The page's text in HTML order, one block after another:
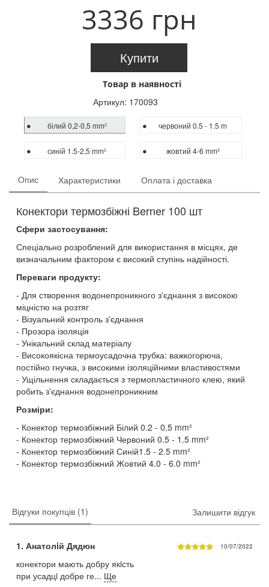
3336 грн
Купити
Товар в наявності
Артикул: 170093
білий 0,2-0,5 mm² червоний 0.5 - 1.5 m
синій 1.5-2,5 mm² жовтий 4-6 mm²
Опис Характеристики Оплата і доставка
Конектори термозбіжні Berner 100 шт
Сфери застосування:
Спеціально розроблений для використання в місцях, де
визначальним фактором є високий ступінь надійності.
Переваги продукту:
Для створення водонепроникного з'єднання з високою
міцністю на розтяг
Візуальний контроль з'єднання
Прозора ізоляція
Унікальний склад матеріалу
Високоякісна термоусадочна трубка: важкогорюча,
постійно гнучка, з високими ізоляційними властивостями
Ущільнення складається з термопластичного клею, який
робить з'єднання водонепроникним
Розміри:
Конектор термозбіжний Білий 0.2 - 0.5 mm²
Конектор термозбіжний Червоний 0.5 - 1.5 mm²
Конектор термозбіжний Синій1.5 - 2.5 mm²
Конектор термозбіжний Жовтий 4.0 - 6.0 mm²
Відгуки покупців (1) Залишити відгук
1. Анатолiй Дядюн 10/07/2022
конектори мають добру якiсть
при усадцi добре ге... Ще